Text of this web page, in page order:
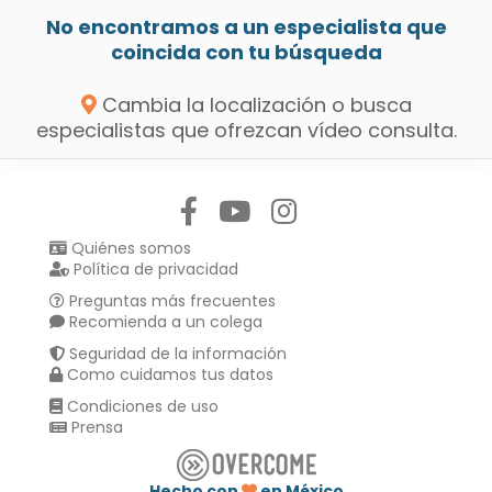
No encontramos a un especialista que
coincida con tu búsqueda
Cambia la localización o busca
especialistas que ofrezcan vídeo consulta.
Quiénes somos
Política de privacidad
Preguntas más frecuentes
Recomienda a un colega
Seguridad de la información
Como cuidamos tus datos
Condiciones de uso
Prensa